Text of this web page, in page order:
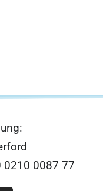
0210 0087 77